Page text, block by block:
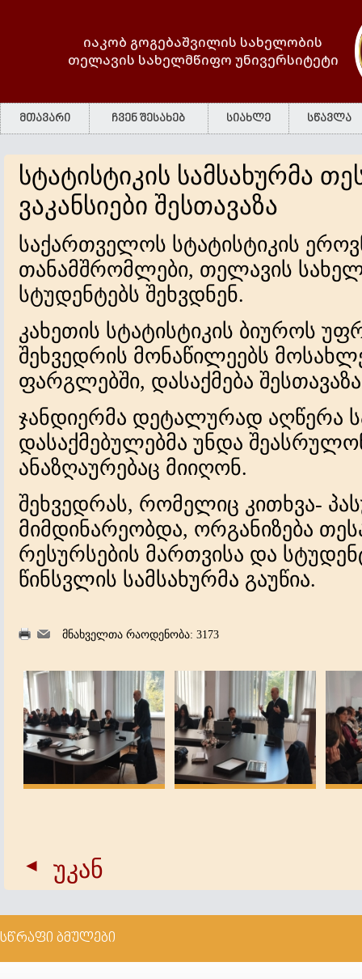
იაკობ გოგებაშვილის სახელობის
თელავის სახელმწიფო უნივერსიტეტი
მთავარი ჩვენ შესახებ სიახლე სწავლა
სტატისტიკის სამსახურმა
ვაკანსიები შესთავაზა
საქართველოს სტატისტიკის
თანამშრომლები, თელავის
სტუდენტებს შეხვდნენ.
კახეთის სტატისტიკის ბიუროს
შეხვედრის მონაწილეებს
ფარგლებში, დასაქმება
ჯანდიერმა დეტალურად აღწერა
დასაქმებულებმა უნდა
ანაზღაურებაც მიიღონ.
შეხვედრას, რომელიც კითხვა-
მიმდინარეობდა, ორგანიზება
რესურსების მართვისა და
წინსვლის სამსახურმა გაუწია.
მნახველთა რაოდენობა: 3173
უკან
სწრაფი ბმულები